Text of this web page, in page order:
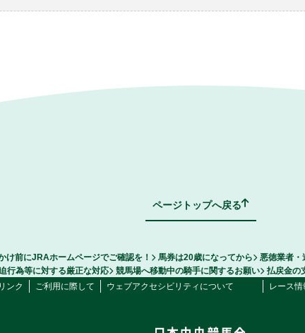
ページトップへ戻る
け前にJRAホームページでご確認を！ 馬券は20歳になってから
悪徳業者・
行為等に対する厳正な対応
競馬場へ移動中の騎手に関するお願い
払戻金の
リンク ご利用に際して ウェブアクセシビリティについて レース情